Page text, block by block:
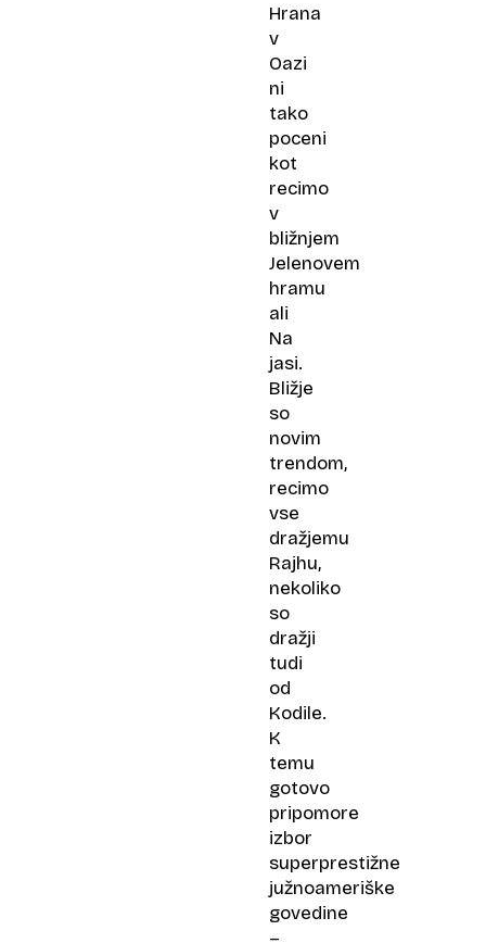
Hrana
v
Oazi
ni
tako
poceni
kot
recimo
v
bližnjem
Jelenovem
hramu
ali
Na
jasi.
Bližje
so
novim
trendom,
recimo
vse
dražjemu
Rajhu,
nekoliko
so
dražji
tudi
od
Kodile.
K
temu
gotovo
pripomore
izbor
superprestižne
južnoameriške
govedine
–